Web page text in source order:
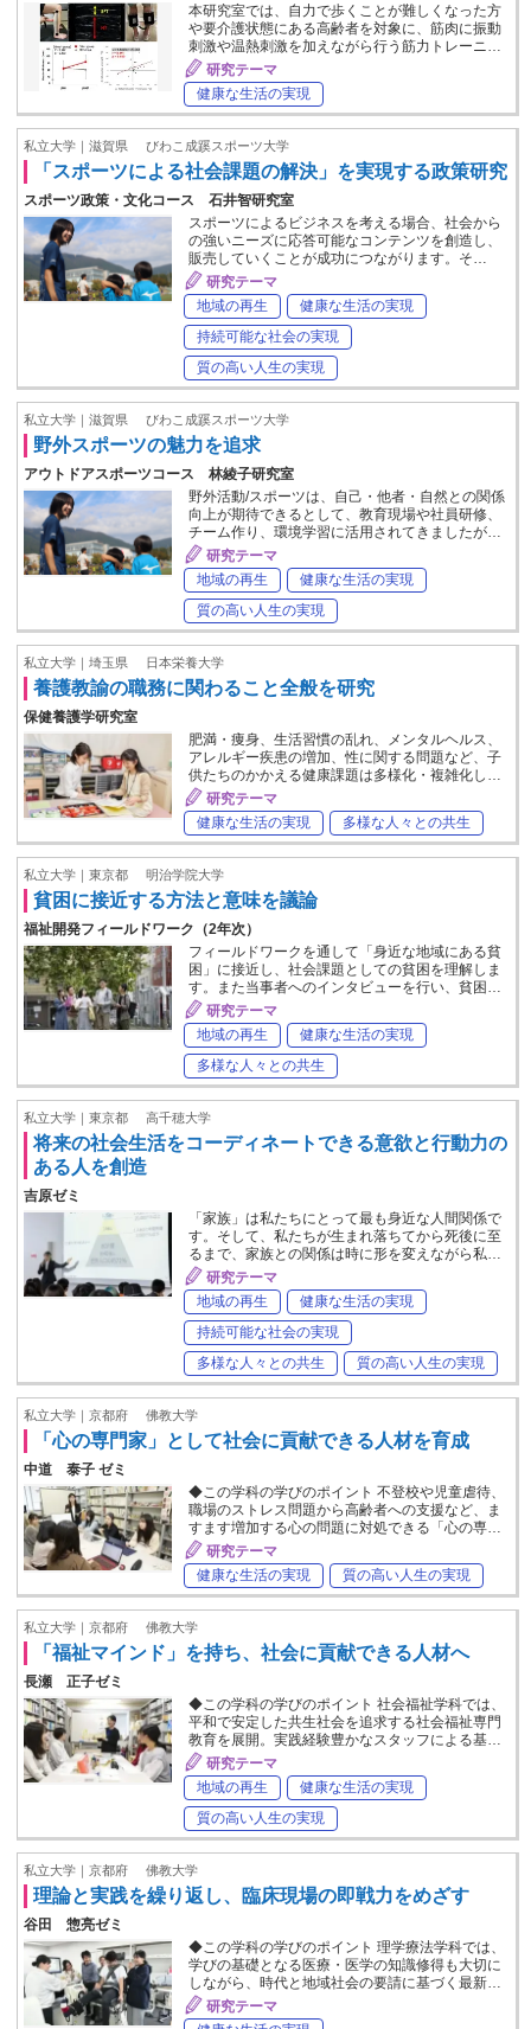
本研究室では、自力で歩くことが難しくなった方
や要介護状態にある高齢者を対象に、筋肉に振動
刺激や温熱刺激を加えながら行う筋力トレーニ…
研究テーマ
健康な生活の実現
私立大学｜滋賀県 びわこ成蹊スポーツ大学
「スポーツによる社会課題の解決」を実現する政策研究
スポーツ政策・文化コース 石井智研究室
スポーツによるビジネスを考える場合、社会から
の強いニーズに応答可能なコンテンツを創造し、
販売していくことが成功につながります。そ…
研究テーマ
地域の再生
健康な生活の実現
持続可能な社会の実現
質の高い人生の実現
私立大学｜滋賀県 びわこ成蹊スポーツ大学
野外スポーツの魅力を追求
アウトドアスポーツコース 林綾子研究室
野外活動/スポーツは、自己・他者・自然との関係
向上が期待できるとして、教育現場や社員研修、
チーム作り、環境学習に活用されてきましたが…
研究テーマ
地域の再生
健康な生活の実現
質の高い人生の実現
私立大学｜埼玉県 日本栄養大学
養護教諭の職務に関わること全般を研究
保健養護学研究室
肥満・痩身、生活習慣の乱れ、メンタルヘルス、
アレルギー疾患の増加、性に関する問題など、子
供たちのかかえる健康課題は多様化・複雑化し…
研究テーマ
健康な生活の実現
多様な人々との共生
私立大学｜東京都 明治学院大学
貧困に接近する方法と意味を議論
福祉開発フィールドワーク（2年次）
フィールドワークを通して「身近な地域にある貧
困」に接近し、社会課題としての貧困を理解しま
す。また当事者へのインタビューを行い、貧困…
研究テーマ
地域の再生
健康な生活の実現
多様な人々との共生
私立大学｜東京都 高千穂大学
将来の社会生活をコーディネートできる意欲と行動力の
ある人を創造
吉原ゼミ
「家族」は私たちにとって最も身近な人間関係で
す。そして、私たちが生まれ落ちてから死後に至
るまで、家族との関係は時に形を変えながら私…
研究テーマ
地域の再生
健康な生活の実現
持続可能な社会の実現
多様な人々との共生
質の高い人生の実現
私立大学｜京都府 佛教大学
「心の専門家」として社会に貢献できる人材を育成
中道 泰子 ゼミ
◆この学科の学びのポイント 不登校や児童虐待、
職場のストレス問題から高齢者への支援など、ま
すます増加する心の問題に対処できる「心の専…
研究テーマ
健康な生活の実現
質の高い人生の実現
私立大学｜京都府 佛教大学
「福祉マインド」を持ち、社会に貢献できる人材へ
長瀬 正子ゼミ
◆この学科の学びのポイント 社会福祉学科では、
平和で安定した共生社会を追求する社会福祉専門
教育を展開。実践経験豊かなスタッフによる基…
研究テーマ
地域の再生
健康な生活の実現
質の高い人生の実現
私立大学｜京都府 佛教大学
理論と実践を繰り返し、臨床現場の即戦力をめざす
谷田 惣亮ゼミ
◆この学科の学びのポイント 理学療法学科では、
学びの基礎となる医療・医学の知識修得も大切に
しながら、時代と地域社会の要請に基づく最新…
研究テーマ